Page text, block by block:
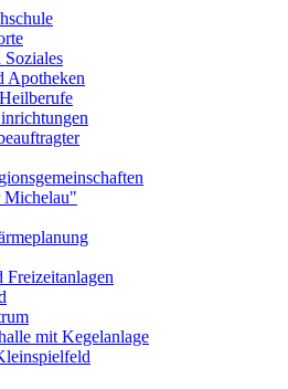
Soziales
Apotheken
Michelau"
Freizeitanlagen
mit Kegelanlage